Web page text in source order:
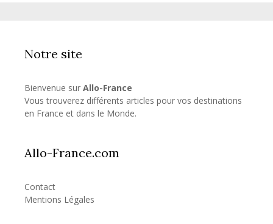
Notre site
Bienvenue sur Allo-France
Vous trouverez différents articles pour vos destinations
en France et dans le Monde.
Allo-France.com
Contact
Mentions Légales